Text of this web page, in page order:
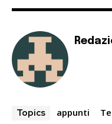
Topics appunti